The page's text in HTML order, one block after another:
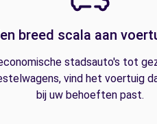
breed scala aan
stadsauto's tot
vind het voertuig
bij uw behoeften past.